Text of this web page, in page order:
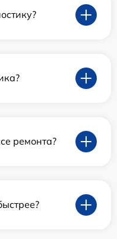
ремонта?